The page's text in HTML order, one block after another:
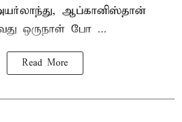
ஆப்கானிஸ்தான்
ஒருநாள் போ ...
Read More